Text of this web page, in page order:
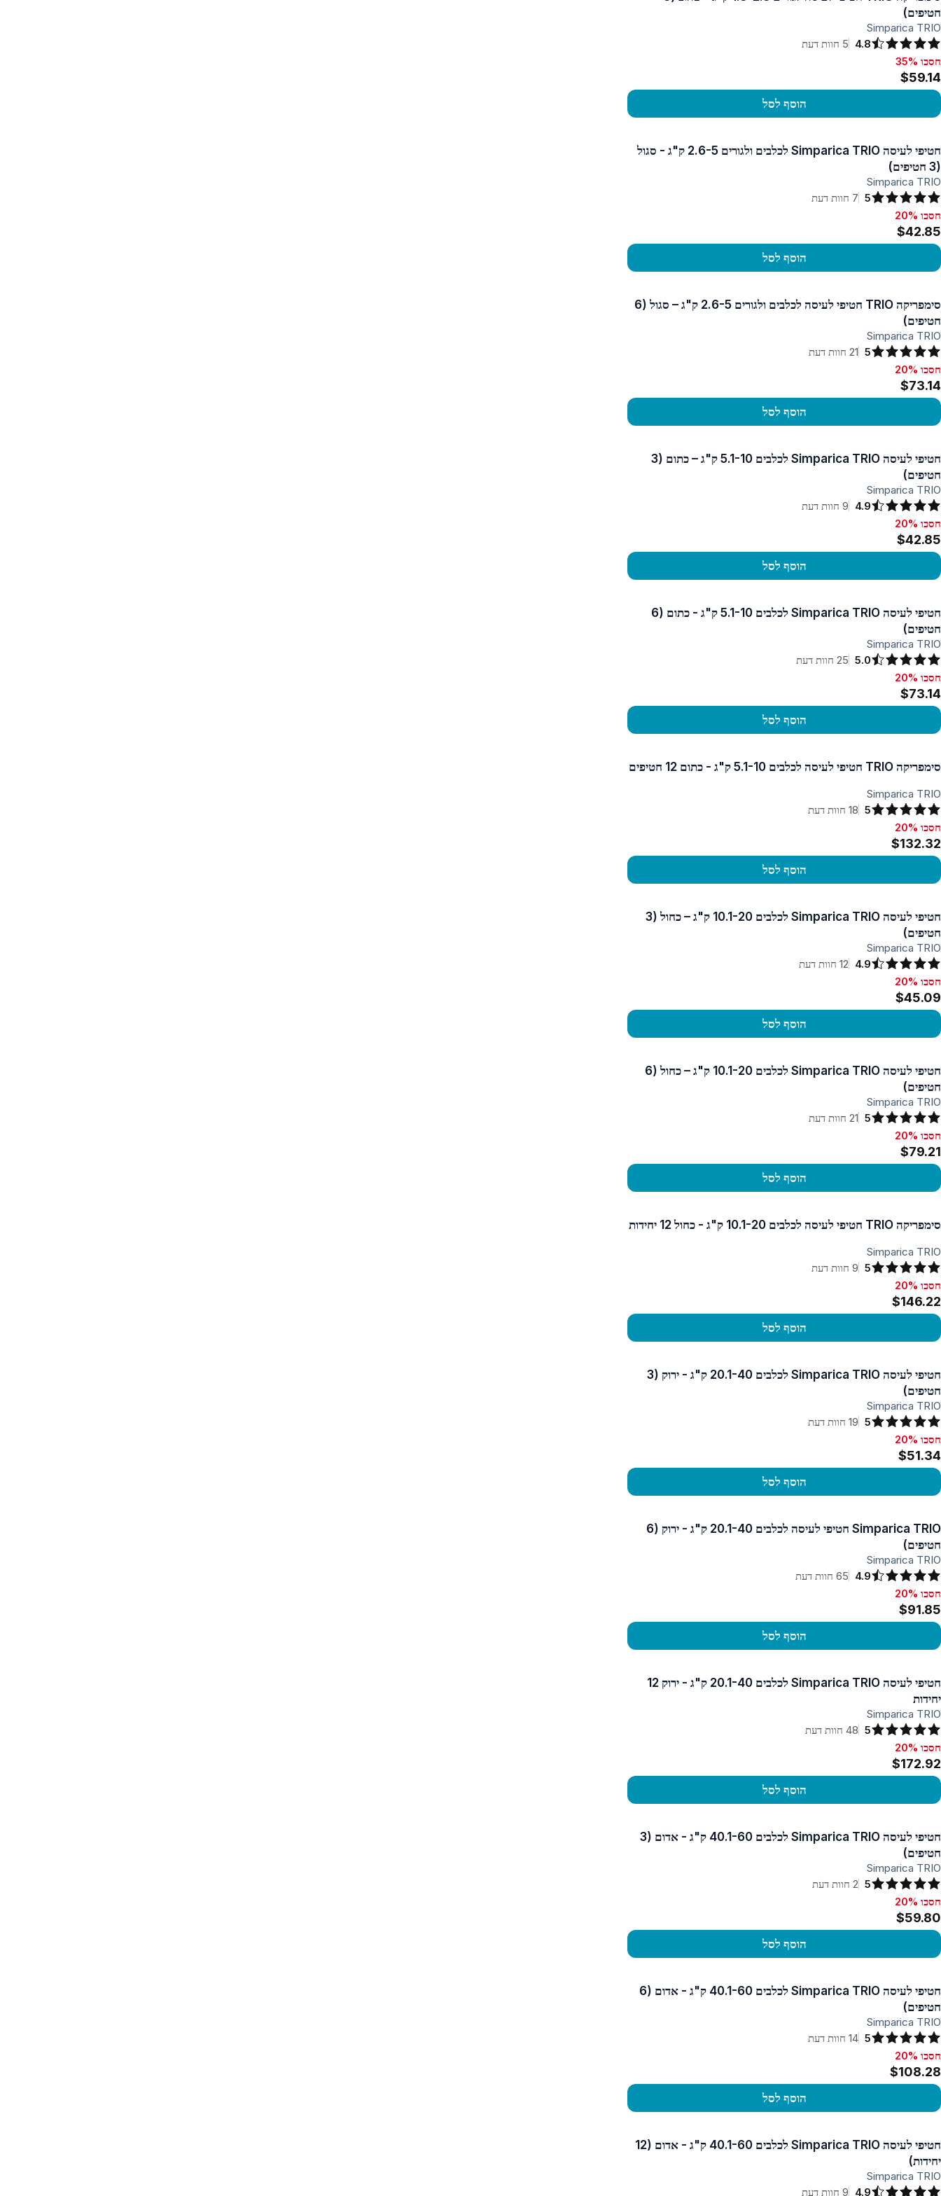
חטיפים)
Simparica TRIO
4.8
5 חוות דעת
חסכו 35%, $59.14
חסכו 35%
$59.14
הוסף לסל
חטיפי לעיסה Simparica TRIO לכלבים ולגורים 2.6-5 ק"ג - סגול
(3 חטיפים)
Simparica TRIO
5
7 חוות דעת
חסכו 20%, $42.85
חסכו 20%
$42.85
הוסף לסל
סימפריקה TRIO חטיפי לעיסה לכלבים ולגורים 2.6-5 ק"ג – סגול (6
חטיפים)
Simparica TRIO
5
21 חוות דעת
חסכו 20%, $73.14
חסכו 20%
$73.14
הוסף לסל
חטיפי לעיסה Simparica TRIO לכלבים 5.1-10 ק"ג – כתום (3
חטיפים)
Simparica TRIO
4.9
9 חוות דעת
חסכו 20%, $42.85
חסכו 20%
$42.85
הוסף לסל
חטיפי לעיסה Simparica TRIO לכלבים 5.1-10 ק"ג - כתום (6
חטיפים)
Simparica TRIO
5.0
25 חוות דעת
חסכו 20%, $73.14
חסכו 20%
$73.14
הוסף לסל
סימפריקה TRIO חטיפי לעיסה לכלבים 5.1-10 ק"ג - כתום 12 חטיפים
Simparica TRIO
5
18 חוות דעת
חסכו 20%, $132.32
חסכו 20%
$132.32
הוסף לסל
חטיפי לעיסה Simparica TRIO לכלבים 10.1-20 ק"ג – כחול (3
חטיפים)
Simparica TRIO
4.9
12 חוות דעת
חסכו 20%, $45.09
חסכו 20%
$45.09
הוסף לסל
חטיפי לעיסה Simparica TRIO לכלבים 10.1-20 ק"ג – כחול (6
חטיפים)
Simparica TRIO
5
21 חוות דעת
חסכו 20%, $79.21
חסכו 20%
$79.21
הוסף לסל
סימפריקה TRIO חטיפי לעיסה לכלבים 10.1-20 ק"ג - כחול 12 יחידות
Simparica TRIO
5
9 חוות דעת
חסכו 20%, $146.22
חסכו 20%
$146.22
הוסף לסל
חטיפי לעיסה Simparica TRIO לכלבים 20.1-40 ק"ג - ירוק (3
חטיפים)
Simparica TRIO
5
19 חוות דעת
חסכו 20%, $51.34
חסכו 20%
$51.34
הוסף לסל
Simparica TRIO חטיפי לעיסה לכלבים 20.1-40 ק"ג - ירוק (6
חטיפים)
Simparica TRIO
4.9
65 חוות דעת
חסכו 20%, $91.85
חסכו 20%
$91.85
הוסף לסל
חטיפי לעיסה Simparica TRIO לכלבים 20.1-40 ק"ג - ירוק 12
יחידות
Simparica TRIO
5
48 חוות דעת
חסכו 20%, $172.92
חסכו 20%
$172.92
הוסף לסל
חטיפי לעיסה Simparica TRIO לכלבים 40.1-60 ק"ג - אדום (3
חטיפים)
Simparica TRIO
5
2 חוות דעת
חסכו 20%, $59.80
חסכו 20%
$59.80
הוסף לסל
חטיפי לעיסה Simparica TRIO לכלבים 40.1-60 ק"ג - אדום (6
חטיפים)
Simparica TRIO
5
14 חוות דעת
חסכו 20%, $108.28
חסכו 20%
$108.28
הוסף לסל
חטיפי לעיסה Simparica TRIO לכלבים 40.1-60 ק"ג - אדום (12
יחידות)
Simparica TRIO
4.9
9 חוות דעת